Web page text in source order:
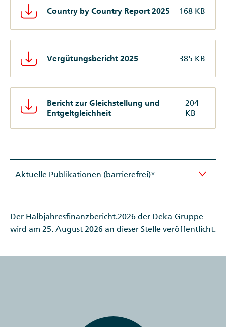
Country by Country Report 2025 168 KB
Vergütungsbericht 2025 385 KB
Bericht zur Gleichstellung und
Entgeltgleichheit
204
KB
Aktuelle Publikationen (barrierefrei)*
Der Halbjahresfinanzbericht.2026 der Deka-Gruppe
wird am 25. August 2026 an dieser Stelle veröffentlicht.